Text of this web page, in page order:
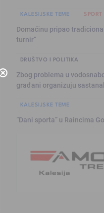
KALESIJSKE TEME SPORT
Domaćinu pripao
turnir“
DRUŠTVO I POLITIKA
Zbog problema u
građani organizuju
KALESIJSKE TEME
“Dani sporta” u Raincima